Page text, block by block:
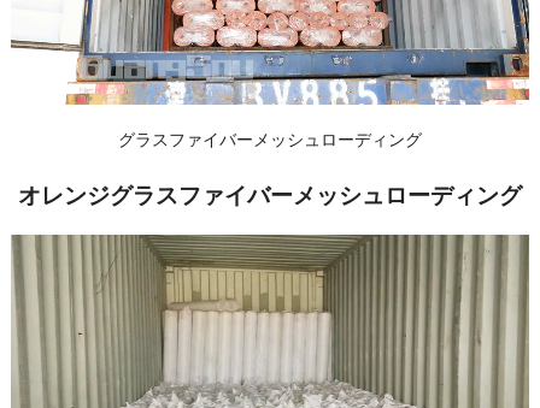
グラスファイバーメッシュローディング
オレンジグラスファイバーメッシュローディング